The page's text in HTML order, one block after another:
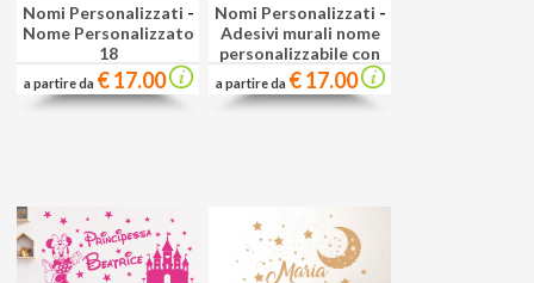
Nomi Personalizzati -
Nome Personalizzato
18
a partire da € 17.00
Nomi Personalizzati -
Adesivi murali nome
personalizzabile con
a partire da € 17.00